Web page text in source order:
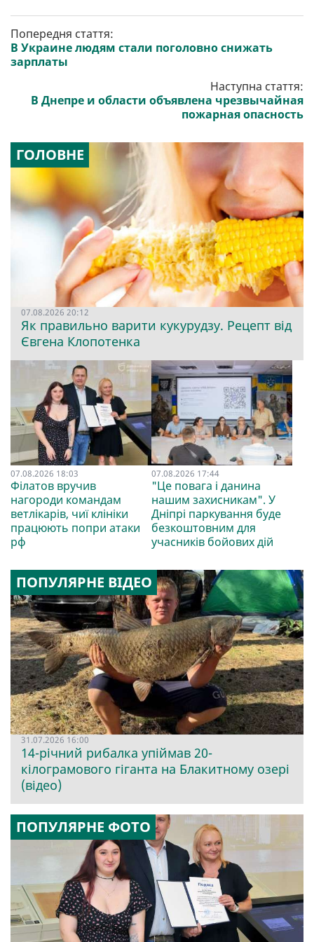
Попередня стаття:
В Украине людям стали поголовно снижать
зарплаты
Наступна стаття:
В Днепре и области объявлена чрезвычайная
пожарная опасность
ГОЛОВНЕ
07.08.2026 20:12
Як правильно варити кукурудзу. Рецепт від
Євгена Клопотенка
07.08.2026 18:03
Філатов вручив
нагороди командам
ветлікарів, чиї клініки
працюють попри атаки
рф
07.08.2026 17:44
"Це повага і данина
нашим захисникам". У
Дніпрі паркування буде
безкоштовним для
учасників бойових дій
ПОПУЛЯРНЕ ВІДЕО
31.07.2026 16:00
14-річний рибалка упіймав 20-
кілограмового гіганта на Блакитному озері
(відео)
ПОПУЛЯРНЕ ФОТО